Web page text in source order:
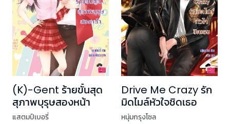
(K)-Gent ร้ายขั้นสุด
สุภาพบุรุษสองหน้า
แสตมป์เบอรี่
Drive Me Crazy รัก
มิดไมล์หัวใจชิดเธอ
หนุ่มกรุงโซล